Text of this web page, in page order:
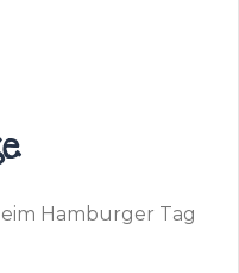
Hamburger Tag